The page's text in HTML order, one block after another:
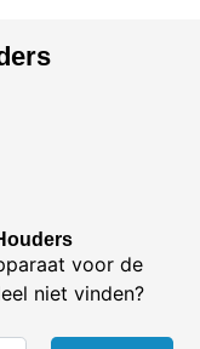
voor de
niet vinden?